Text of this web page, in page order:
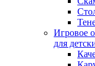
Игровое
для